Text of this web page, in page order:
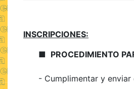
INSCRIPCIONES:
■ PROCEDIMIENTO
- Cumplimentar y enviar